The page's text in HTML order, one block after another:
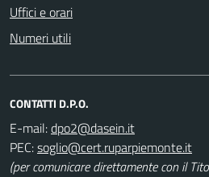
Uffici e orari
Numeri utili
CONTATTI D.P.O.
E-mail:
PEC:
(per comunicare direttamente con il